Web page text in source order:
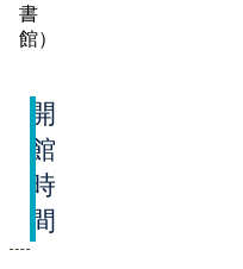
書
館）
開
館
時
間